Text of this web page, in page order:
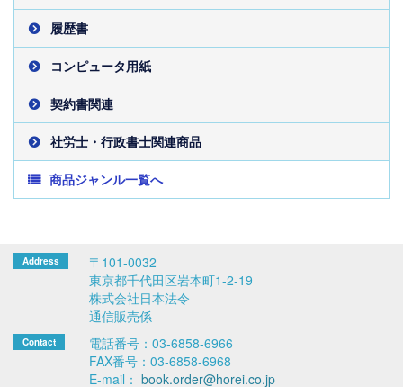
履歴書
コンピュータ用紙
契約書関連
社労士・行政書士関連商品
商品ジャンル一覧へ
〒101-0032
東京都千代田区岩本町1-2-19
株式会社日本法令
通信販売係
電話番号：03-6858-6966
FAX番号：03-6858-6968
E-mail： book.order@horei.co.jp